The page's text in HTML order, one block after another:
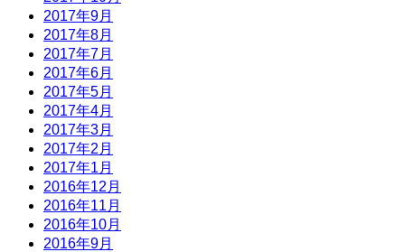
2017年9月
2017年8月
2017年7月
2017年6月
2017年5月
2017年4月
2017年3月
2017年2月
2017年1月
2016年12月
2016年11月
2016年10月
2016年9月